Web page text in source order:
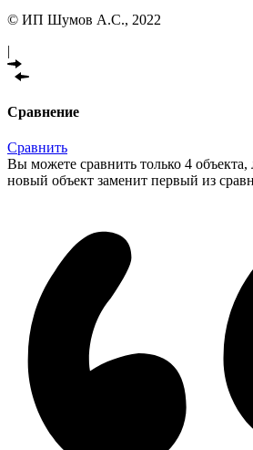
© ИП Шумов А.С., 2022
|
Сравнение
Сравнить
Вы можете сравнить только 4
новый объект заменит первый из